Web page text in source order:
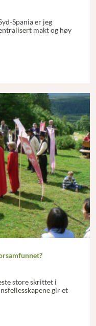
Spania er jeg
makt og høy
store skrittet i
gir et